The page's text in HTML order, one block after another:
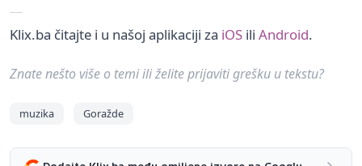
Klix.ba čitajte i u našoj aplikaciji za iOS ili Android.
Znate nešto više o temi ili želite prijaviti grešku u tekstu?
muzika Goražde